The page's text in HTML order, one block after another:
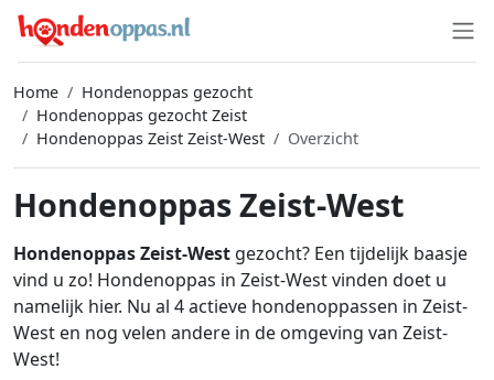
Home
Hondenoppas gezocht
Hondenoppas gezocht Zeist
Hondenoppas Zeist Zeist-West
Overzicht
Hondenoppas Zeist-West
Hondenoppas Zeist-West gezocht? Een tijdelijk baasje
vind u zo! Hondenoppas in Zeist-West vinden doet u
namelijk hier. Nu al 4 actieve hondenoppassen in Zeist-
West en nog velen andere in de omgeving van Zeist-
West!